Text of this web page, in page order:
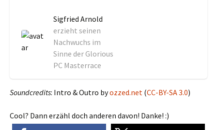
Sigfried Arnold
erzieht seinen
Nachwuchs im
Sinne der Glorious
PC Masterrace
Soundcredits: Intro & Outro byozzed.net (CC-BY-SA 3.0)
Cool? Dann erzähl doch anderen davon! Danke! :)